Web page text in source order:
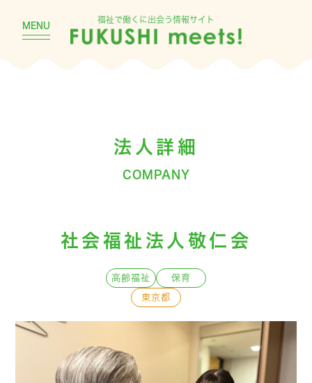
MENU
福祉で働くに出会う情報サイト
法人詳細
COMPANY
社会福祉法人敬仁会
高齢福祉 保育
東京都